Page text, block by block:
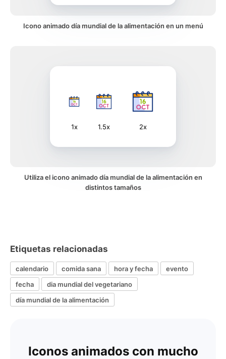
Icono animado día mundial de la alimentación en un menú
1x 1.5x 2x
Utiliza el icono animado día mundial de la alimentación en
distintos tamaños
Etiquetas relacionadas
calendario comida sana hora y fecha
evento
fecha
dia mundial del vegetariano
día mundial de la alimentación
Iconos animados con mucho